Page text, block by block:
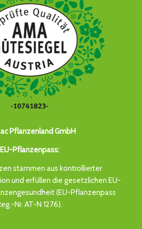
Pflanzenland GmbH
EU-Pflanzenpass:
stammen aus kontrollierter
und erfüllen die gesetzlichen EU-
(EU-Pflanzenpass
Nr. AT-N 1276).